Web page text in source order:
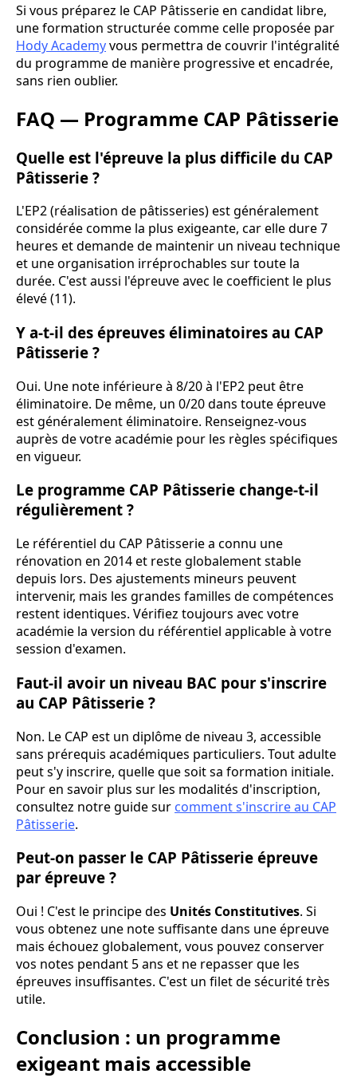
Si vous préparez le CAP Pâtisserie en candidat libre,
une formation structurée comme celle proposée par
Hody Academyvous permettra de couvrir l'intégralité
du programme de manière progressive et encadrée,
sans rien oublier.
FAQ — Programme CAP Pâtisserie
Quelle est l'épreuve la plus difficile du CAP
Pâtisserie ?
L'EP2 (réalisation de pâtisseries) est généralement
considérée comme la plus exigeante, car elle dure 7
heures et demande de maintenir un niveau technique
et une organisation irréprochables sur toute la
durée. C'est aussi l'épreuve avec le coefficient le plus
élevé (11).
Y a-t-il des épreuves éliminatoires au CAP
Pâtisserie ?
Oui. Une note inférieure à 8/20 à l'EP2 peut être
éliminatoire. De même, un 0/20 dans toute épreuve
est généralement éliminatoire. Renseignez-vous
auprès de votre académie pour les règles spécifiques
en vigueur.
Le programme CAP Pâtisserie change-t-il
régulièrement ?
Le référentiel du CAP Pâtisserie a connu une
rénovation en 2014 et reste globalement stable
depuis lors. Des ajustements mineurs peuvent
intervenir, mais les grandes familles de compétences
restent identiques. Vérifiez toujours avec votre
académie la version du référentiel applicable à votre
session d'examen.
Faut-il avoir un niveau BAC pour s'inscrire
au CAP Pâtisserie ?
Non. Le CAP est un diplôme de niveau 3, accessible
sans prérequis académiques particuliers. Tout adulte
peut s'y inscrire, quelle que soit sa formation initiale.
Pour en savoir plus sur les modalités d'inscription,
consultez notre guide sur comment s'inscrire au CAP
Pâtisserie.
Peut-on passer le CAP Pâtisserie épreuve
par épreuve ?
Oui ! C'est le principe des Unités Constitutives. Si
vous obtenez une note suffisante dans une épreuve
mais échouez globalement, vous pouvez conserver
vos notes pendant 5 ans et ne repasser que les
épreuves insuffisantes. C'est un filet de sécurité très
utile.
Conclusion : un programme
exigeant mais accessible